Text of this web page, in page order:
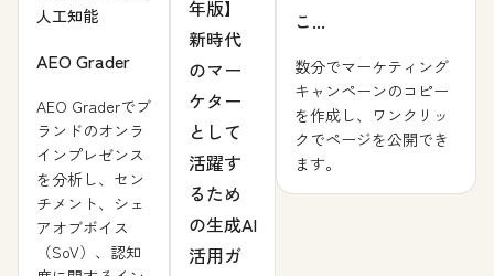
人工知能
AEO Grader
AEO Graderでブ
ランドのオンラ
インプレゼンス
を分析し、セン
チメント、シェ
アオブボイス
（SoV）、認知
年版】
新時代
のマー
ケター
として
活躍す
るため
の生成AI
活用ガ
こ...
数分でマーケティング
キャンペーンのコピー
を作成し、ワンクリッ
クでページを公開でき
ます。